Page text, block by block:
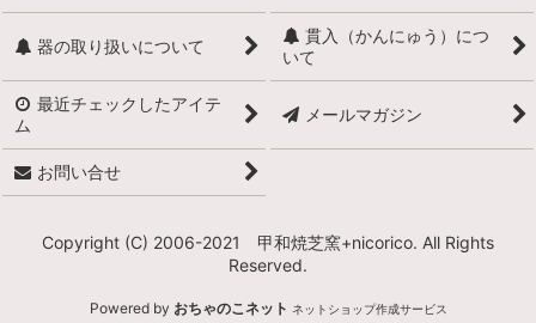
器の取り扱いについて
貫入（かんにゅう）につ
いて
最近チェックしたアイテ
ム
メールマガジン
お問い合せ
Copyright (C) 2006-2021 甲和焼芝窯+nicorico. All Rights
Reserved.
Powered by おちゃのこネット ネットショップ作成サービス